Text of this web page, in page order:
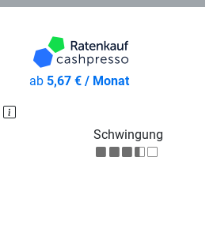
Schwingung
ab 5,67 € / Monat